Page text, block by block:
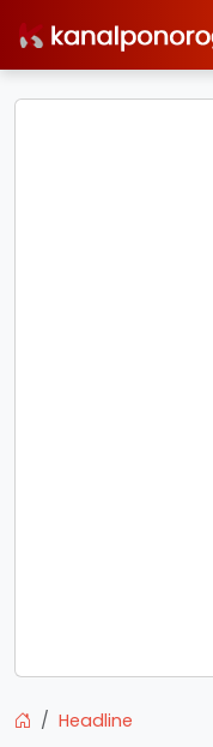
Headline